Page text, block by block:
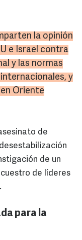
la opinión
e Israel contra
y las normas
y
Oriente
de
de un
de líderes
para la